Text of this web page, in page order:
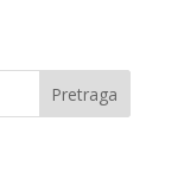
Pretraga